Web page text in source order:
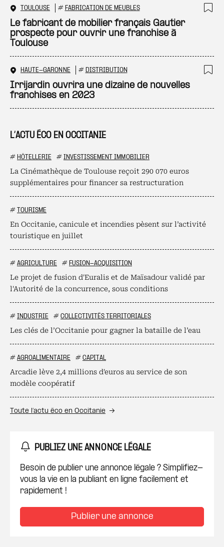
L’ACTU ÉCO EN OCCITANIE
# HÔTELLERIE # INVESTISSEMENT IMMOBILIER
La Cinémathèque de Toulouse reçoit 290 070 euros
supplémentaires pour financer sa restructuration
# TOURISME
En Occitanie, canicule et incendies pèsent sur l’activité
touristique en juillet
# AGRICULTURE # FUSION-ACQUISITION
Le projet de fusion d'Euralis et de Maïsadour validé par
l'Autorité de la concurrence, sous conditions
# INDUSTRIE # COLLECTIVITÉS TERRITORIALES
Les clés de l’Occitanie pour gagner la bataille de l’eau
# AGROALIMENTAIRE # CAPITAL
Arcadie lève 2,4 millions d'euros au service de son
modèle coopératif
Toute l’actu éco en Occitanie
PUBLIEZ UNE ANNONCE LÉGALE
Besoin de publier une annonce légale ? Simplifiez-
vous la vie en la publiant en ligne facilement et
rapidement !
Publier une annonce
TOULOUSE # FABRICATION DE MEUBLES
Le fabricant de mobilier français Gautier
prospecte pour ouvrir une franchise à
Toulouse
HAUTE-GARONNE # DISTRIBUTION
Irrijardin ouvrira une dizaine de nouvelles
franchises en 2023